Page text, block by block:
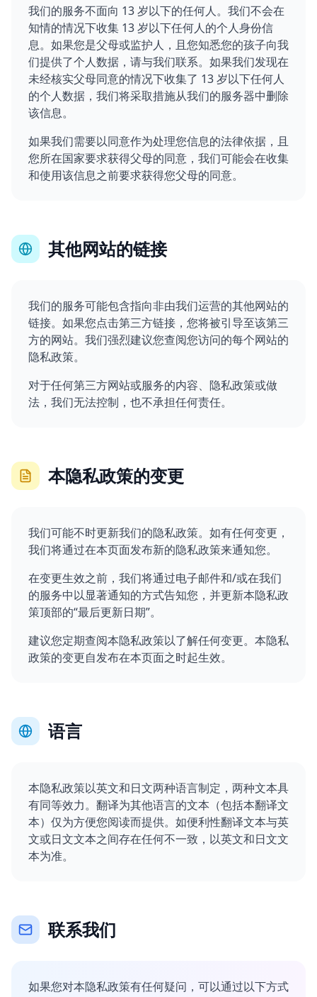
我们的服务不面向 13 岁以下的任何人。我们不会在
知情的情况下收集 13 岁以下任何人的个人身份信
息。如果您是父母或监护人，且您知悉您的孩子向我
们提供了个人数据，请与我们联系。如果我们发现在
未经核实父母同意的情况下收集了 13 岁以下任何人
的个人数据，我们将采取措施从我们的服务器中删除
该信息。
如果我们需要以同意作为处理您信息的法律依据，且
您所在国家要求获得父母的同意，我们可能会在收集
和使用该信息之前要求获得您父母的同意。
其他网站的链接
我们的服务可能包含指向非由我们运营的其他网站的
链接。如果您点击第三方链接，您将被引导至该第三
方的网站。我们强烈建议您查阅您访问的每个网站的
隐私政策。
对于任何第三方网站或服务的内容、隐私政策或做
法，我们无法控制，也不承担任何责任。
本隐私政策的变更
我们可能不时更新我们的隐私政策。如有任何变更，
我们将通过在本页面发布新的隐私政策来通知您。
在变更生效之前，我们将通过电子邮件和/或在我们
的服务中以显著通知的方式告知您，并更新本隐私政
策顶部的“最后更新日期”。
建议您定期查阅本隐私政策以了解任何变更。本隐私
政策的变更自发布在本页面之时起生效。
语言
本隐私政策以英文和日文两种语言制定，两种文本具
有同等效力。翻译为其他语言的文本（包括本翻译文
本）仅为方便您阅读而提供。如便利性翻译文本与英
文或日文文本之间存在任何不一致，以英文和日文文
本为准。
联系我们
如果您对本隐私政策有任何疑问，可以通过以下方式